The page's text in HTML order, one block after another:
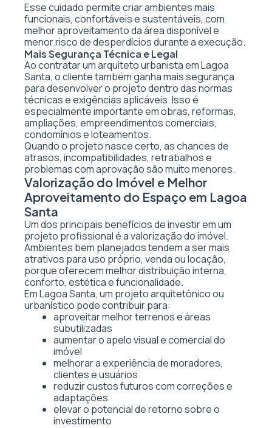
Esse cuidado permite criar ambientes mais
funcionais, confortáveis e sustentáveis, com
melhor aproveitamento da área disponível e
menor risco de desperdícios durante a execução.
Mais Segurança Técnica e Legal
Ao contratar um arquiteto urbanista em Lagoa
Santa, o cliente também ganha mais segurança
para desenvolver o projeto dentro das normas
técnicas e exigências aplicáveis. Isso é
especialmente importante em obras, reformas,
ampliações, empreendimentos comerciais,
condomínios e loteamentos.
Quando o projeto nasce certo, as chances de
atrasos, incompatibilidades, retrabalhos e
problemas com aprovação são muito menores.
Valorização do Imóvel e Melhor
Aproveitamento do Espaço em Lagoa
Santa
Um dos principais benefícios de investir em um
projeto profissional é a valorização do imóvel.
Ambientes bem planejados tendem a ser mais
atrativos para uso próprio, venda ou locação,
porque oferecem melhor distribuição interna,
conforto, estética e funcionalidade.
Em Lagoa Santa, um projeto arquitetônico ou
urbanístico pode contribuir para:
aproveitar melhor terrenos e áreas
subutilizadas
aumentar o apelo visual e comercial do
imóvel
melhorar a experiência de moradores,
clientes e usuários
reduzir custos futuros com correções e
adaptações
elevar o potencial de retorno sobre o
investimento